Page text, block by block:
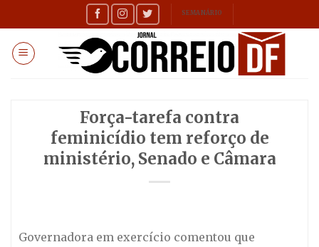
to
content
SEMANÁRIO
Força-tarefa contra
feminicídio tem reforço de
ministério, Senado e Câmara
Governadora em exercício comentou que